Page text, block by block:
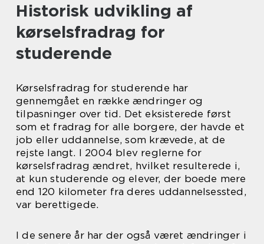
Historisk udvikling af
kørselsfradrag for
studerende
Kørselsfradrag for studerende har
gennemgået en række ændringer og
tilpasninger over tid. Det eksisterede først
som et fradrag for alle borgere, der havde et
job eller uddannelse, som krævede, at de
rejste langt. I 2004 blev reglerne for
kørselsfradrag ændret, hvilket resulterede i,
at kun studerende og elever, der boede mere
end 120 kilometer fra deres uddannelsessted,
var berettigede.
I de senere år har der også været ændringer i